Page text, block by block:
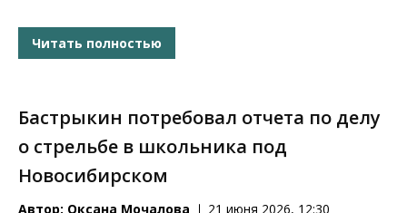
Читать полностью
Бастрыкин потребовал отчета по делу
о стрельбе в школьника под
Новосибирском
Автор: Оксана Мочалова 21 июня 2026, 12:30